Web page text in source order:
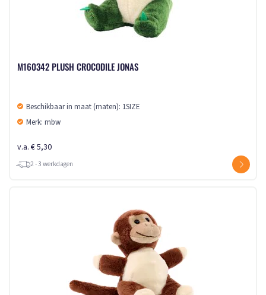
M160342 PLUSH CROCODILE JONAS
Beschikbaar in maat (maten): 1SIZE
Merk: mbw
v.a. € 5,30
2 - 3 werkdagen